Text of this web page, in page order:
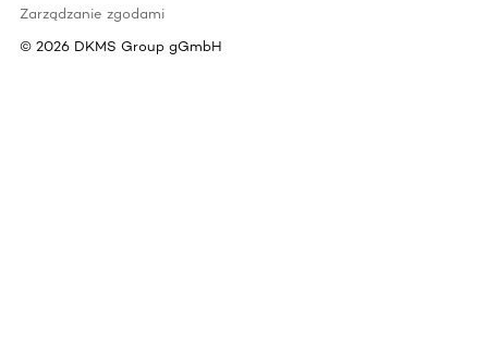
Zarządzanie zgodami
© 2026 DKMS Group gGmbH